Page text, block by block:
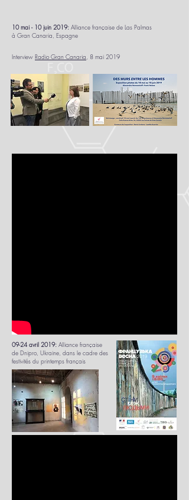
10 mai - 10 juin 2019: Alliance française de Las Palmas
à Gran Canaria, Espagne
Interview Radio Gran Canaria, 8 mai 2019
09-24 avril 2019: Alliance française
de Dnipro, Ukraine, dans le cadre des
festivités du printemps français